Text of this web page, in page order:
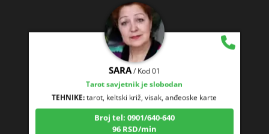
SARA/ Kod 01
Tarot savjetnik je slobodan
tarot, keltski križ, visak, anđeoske karte
Broj tel: 0901/640-640
96 RSD/min